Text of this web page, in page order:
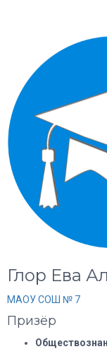
Глор Ева
МАОУ СОШ № 7
Призёр